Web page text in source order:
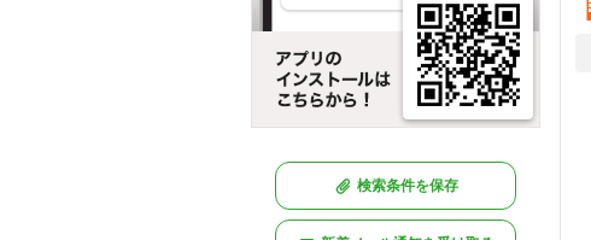
検索条件を保存